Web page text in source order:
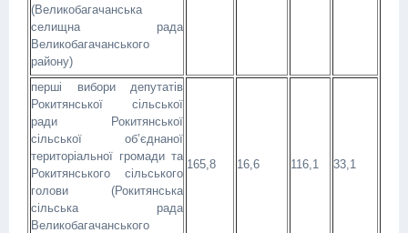
(Великобагачанська
селищна рада
Великобагачанського
району)
перші вибори депутатів
Рокитянської сільської
ради Рокитянської
сільської об’єднаної
територіальної громади та
Рокитянського сільського
голови (Рокитянська
сільська рада
Великобагачанського
165,8 16,6 116,1 33,1